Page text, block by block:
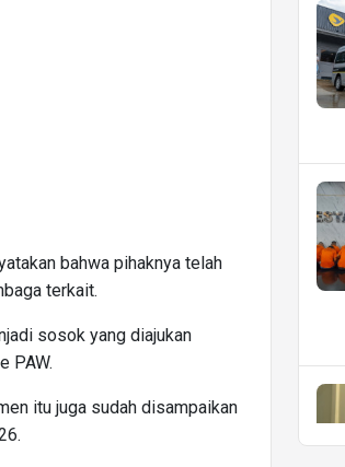
bahwa pihaknya telah
terkait.
sosok yang diajukan
PAW.
itu juga sudah disampaikan